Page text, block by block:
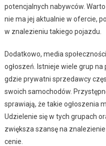
potencjalnych nabywców.
nie ma jej aktualnie w ofercie,
w znalezieniu takiego pojazdu.
Dodatkowo, media
ogłoszeń. Istnieje wiele grup
gdzie prywatni sprzedawcy
swoich samochodów.
sprawiają, że takie ogłoszenia
Udzielenie się w tych grupach
zwiększa szansę na
cenie.